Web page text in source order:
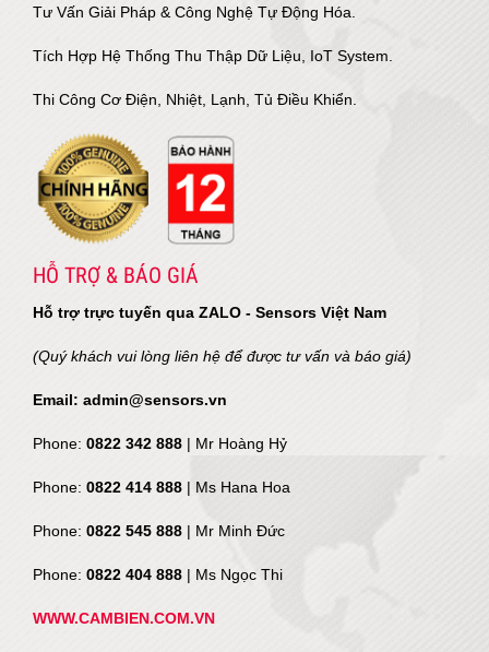
Tư Vấn Giải Pháp & Công Nghệ Tự Động Hóa.
Tích Hợp Hệ Thống Thu Thập Dữ Liệu, IoT System.
Thi Công Cơ Điện, Nhiệt, Lạnh, Tủ Điều Khiển.
HỖ TRỢ & BÁO GIÁ
Hỗ trợ trực tuyến qua ZALO - Sensors Việt Nam
(Quý khách vui lòng liên hệ để được tư vấn và báo giá)
Email: admin@sensors.vn
Phone: 0822 342 888 | Mr Hoàng Hỷ
Phone: 0822 414 888 | Ms Hana Hoa
Phone: 0822 545 888 | Mr Minh Đức
Phone: 0822 404 888 | Ms Ngọc Thi
WWW.CAMBIEN.COM.VN